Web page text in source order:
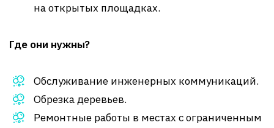
на открытых площадках.
Где они нужны?
Обслуживание инженерных коммуникаций.
Обрезка деревьев.
Ремонтные работы в местах с ограниченным